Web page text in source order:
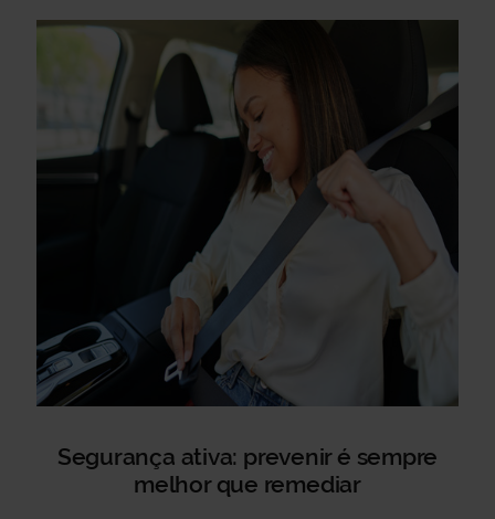
Segurança ativa: prevenir é sempre
melhor que remediar